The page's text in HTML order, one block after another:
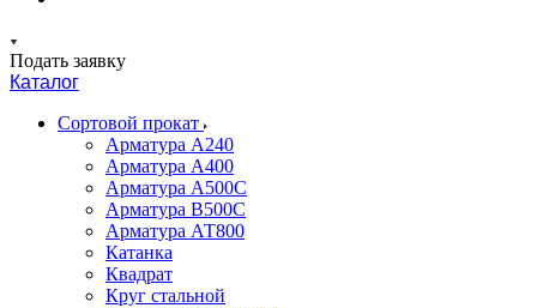
Подать заявку
Каталог
Сортовой прокат
Арматура А240
Арматура А400
Арматура А500C
Арматура В500С
Арматура АТ800
Катанка
Квадрат
Круг стальной